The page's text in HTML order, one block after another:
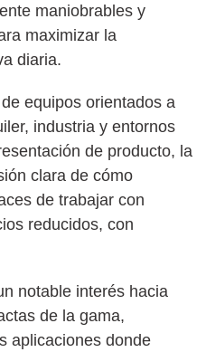
maniobrables y
maximizar la
diaria.
equipos orientados a
industria y entornos
de producto, la
clara de cómo
de trabajar con
reducidos, con
notable interés hacia
de la gama,
aplicaciones donde